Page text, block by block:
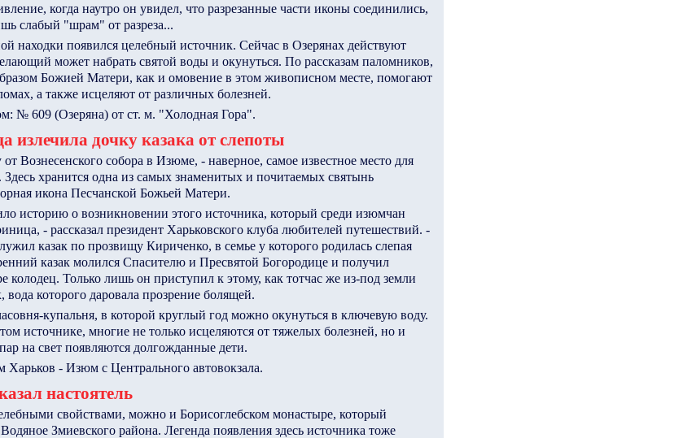
когда наутро он увидел, что разрезанные части иконы соединились,
слабый "шрам" от разреза...
находки появился целебный источник. Сейчас в Озерянах действуют
может набрать святой воды и окунуться. По рассказам паломников,
Божией Матери, как и омовение в этом живописном месте, помогают
а также исцеляют от различных болезней.
609 (Озеряна) от ст. м. "Холодная Гора".
излечила дочку казака от слепоты
Вознесенского собора в Изюме, - наверное, самое известное место для
хранится одна из самых знаменитых и почитаемых святынь
икона Песчанской Божьей Матери.
историю о возникновении этого источника, который среди изюмчан
- рассказал президент Харьковского клуба любителей путешествий. -
казак по прозвищу Кириченко, в семье у которого родилась слепая
казак молился Спасителю и Пресвятой Богородице и получил
колодец. Только лишь он приступил к этому, как тотчас же из-под земли
которого даровала прозрение болящей.
купальня, в которой круглый год можно окунуться в ключевую воду.
источнике, многие не только исцеляются от тяжелых болезней, но и
на свет появляются долгожданные дети.
- Изюм с Центрального автовокзала.
настоятель
свойствами, можно и Борисоглебском монастыре, который
Змиевского района. Легенда появления здесь источника тоже